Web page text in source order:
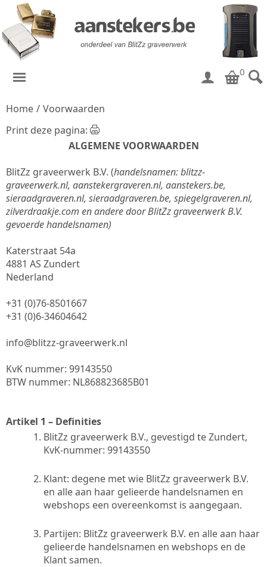
0
Home / Voorwaarden
Print deze pagina:
ALGEMENE VOORWAARDEN
BlitZz graveerwerk B.V. (handelsnamen: blitzz-
graveerwerk.nl, aanstekergraveren.nl, aanstekers.be,
sieraadgraveren.nl, sieraadgraveren.be, spiegelgraveren.nl,
zilverdraakje.com en andere door BlitZz graveerwerk B.V.
gevoerde handelsnamen)
Katerstraat 54a
4881 AS Zundert
Nederland
+31 (0)76-8501667
+31 (0)6-34604642
info@blitzz-graveerwerk.nl
KvK nummer: 99143550
BTW nummer: NL868823685B01
Artikel 1 – Definities
BlitZz graveerwerk B.V., gevestigd te Zundert,
KvK-nummer: 99143550
Klant: degene met wie BlitZz graveerwerk B.V.
en alle aan haar gelieerde handelsnamen en
webshops een overeenkomst is aangegaan.
Partijen: BlitZz graveerwerk B.V. en alle aan haar
gelieerde handelsnamen en webshops en de
Klant samen.